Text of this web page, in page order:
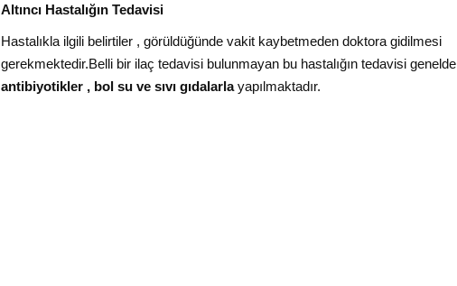
Altıncı Hastalığın Tedavisi
Hastalıkla ilgili belirtiler , görüldüğünde vakit kaybetmeden doktora gidilmesi
gerekmektedir.Belli bir ilaç tedavisi bulunmayan bu hastalığın tedavisi genelde
antibiyotikler , bol su ve sıvı gıdalarlayapılmaktadır.